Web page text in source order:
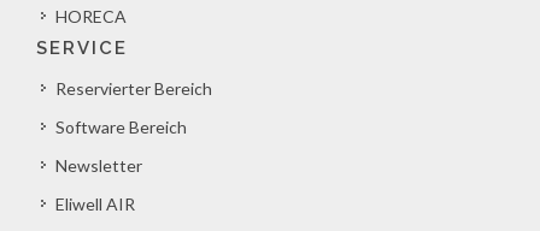
HORECA
SERVICE
Reservierter Bereich
Software Bereich
Newsletter
Eliwell AIR